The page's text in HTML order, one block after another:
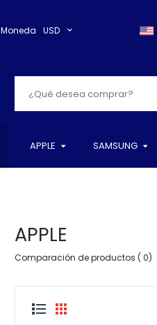
Moneda USD
APPLE SAMSUNG
APPLE
Comparación de productos ( 0)